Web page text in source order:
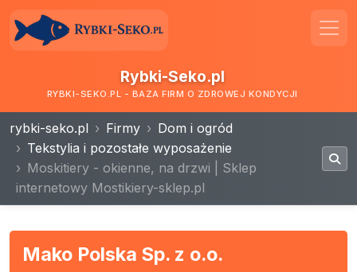
Rybki-Seko.pl
RYBKI-SEKO.PL - BAZA FIRM O ZDROWEJ KONDYCJI
rybki-seko.pl Firmy
Dom i ogród
Tekstylia i pozostałe wyposażenie
Moskitiery - okienne, na drzwi | Sklep
internetowy Mostikiery-sklep.pl
Mako Polska Sp. z o.o.